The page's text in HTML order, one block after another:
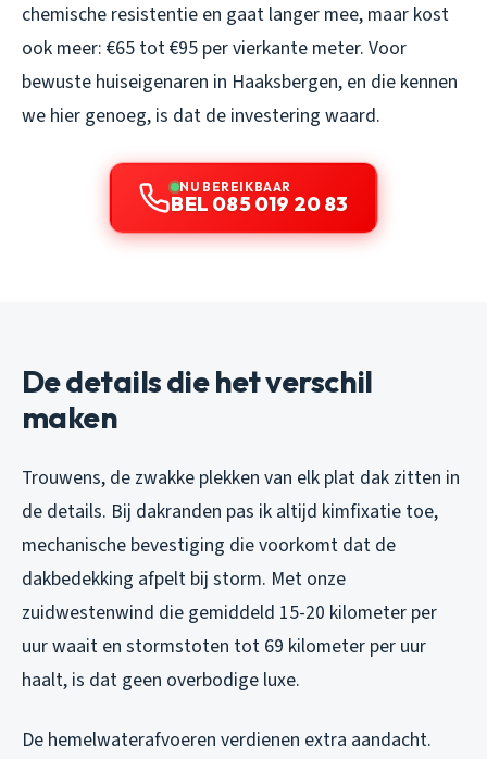
chemische resistentie en gaat langer mee, maar kost
ook meer: €65 tot €95 per vierkante meter. Voor
bewuste huiseigenaren in Haaksbergen, en die kennen
we hier genoeg, is dat de investering waard.
NU BEREIKBAAR
BEL 085 019 20 83
De details die het verschil
maken
Trouwens, de zwakke plekken van elk plat dak zitten in
de details. Bij dakranden pas ik altijd kimfixatie toe,
mechanische bevestiging die voorkomt dat de
dakbedekking afpelt bij storm. Met onze
zuidwestenwind die gemiddeld 15-20 kilometer per
uur waait en stormstoten tot 69 kilometer per uur
haalt, is dat geen overbodige luxe.
De hemelwaterafvoeren verdienen extra aandacht.